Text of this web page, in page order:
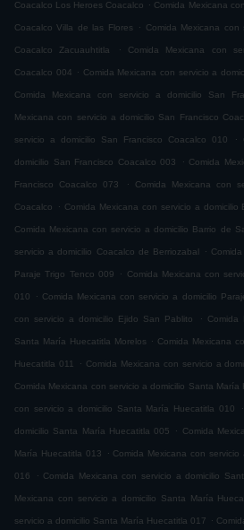
Coacalco Los Heroes Coacalco . Comida Mexicana
Coacalco Villa de las Flores . Comida Mexicana con
Coacalco Zacuauhtitla . Comida Mexicana con
Coacalco 004 . Comida Mexicana con servicio a
Comida Mexicana con servicio a domicilio San
Mexicana con servicio a domicilio San Francisco
servicio a domicilio San Francisco Coacalco 010 .
domicilio San Francisco Coacalco 003 . Comida
Francisco Coacalco 073 . Comida Mexicana con
Coacalco . Comida Mexicana con servicio a
Comida Mexicana con servicio a domicilio Barrio de
servicio a domicilio Coacalco de Berriozabal .
Paraje Trigo Tenco 009 . Comida Mexicana con
010 . Comida Mexicana con servicio a domicilio
con servicio a domicilio Ejido San Pablito . Comida
Santa María Huecatitla Morelos . Comida Mexicana
Huecatitla 011 . Comida Mexicana con servicio a
Comida Mexicana con servicio a domicilio Santa María
con servicio a domicilio Santa María Huecatitla 010 .
domicilio Santa María Huecatitla 005 . Comida
María Huecatitla 013 . Comida Mexicana con
016 . Comida Mexicana con servicio a domicilio
Mexicana con servicio a domicilio Santa María
servicio a domicilio Santa María Huecatitla 017 .